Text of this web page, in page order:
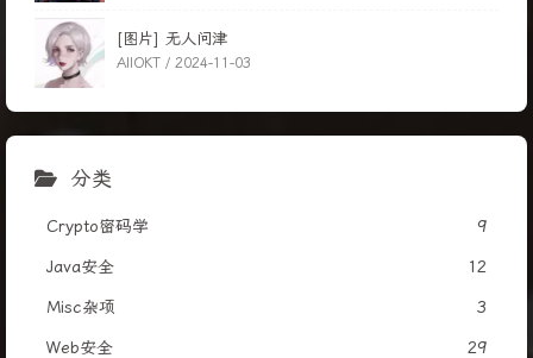
[图片] 无人问津
AIIOKT / 2024-11-03
分类
Crypto密码学 9
Java安全 12
Misc杂项 3
Web安全 29